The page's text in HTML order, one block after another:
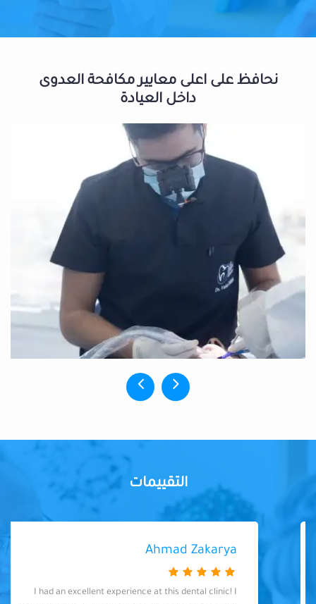
نحافظ على اعلى معايير مكافحة العدوى
داخل العيادة
التقييمات
Ahmad Zakarya
I had an excellent experience at this dental clinic! I